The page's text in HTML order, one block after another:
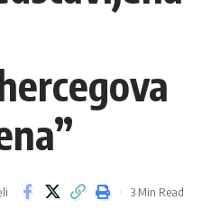
3 Min Read